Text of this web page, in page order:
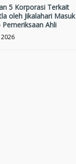
5 Korporasi Terkait
oleh Jikalahari Masuk
Pemeriksaan Ahli